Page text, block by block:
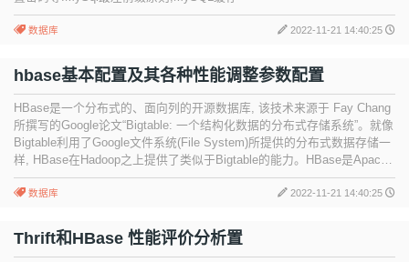
数据库 2022-11-21 14:40:25
hbase基本配置及其各种性能调整参数配置
HBase是一个分布式的、面向列的开源数据库, 该技术来源于 Fay Chang
所撰写的Google论文“Bigtable: 一个结构化数据的分布式存储系统”。就像
Bigtable利用了Google文件系统(File System)所提供的分布式数据存储一
样, HBase在Hadoop之上提供了类似于Bigtable的能力。HBase是Apache
的Hadoop项目的子项目。
数据库 2022-11-21 14:40:25
Thrift和HBase 性能评价分析置